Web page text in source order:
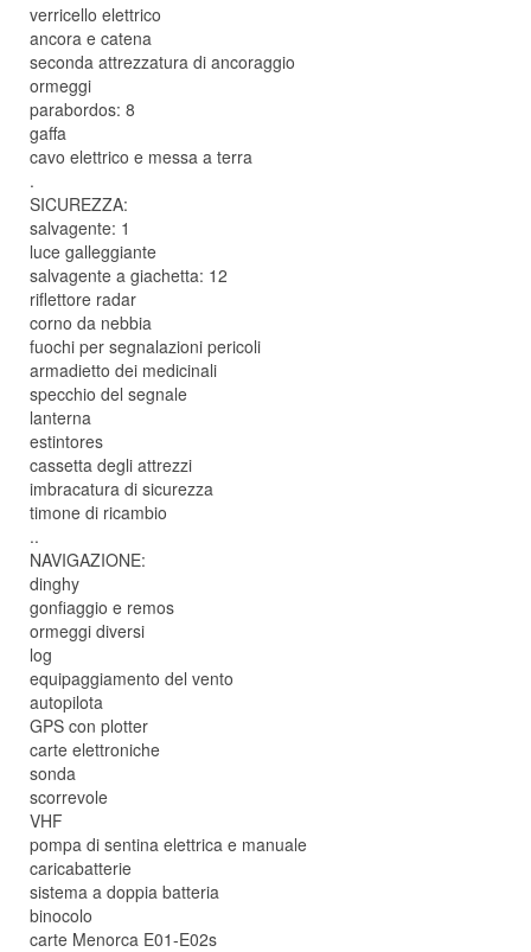
verricello elettrico
ancora e catena
seconda attrezzatura di ancoraggio
ormeggi
parabordos: 8
gaffa
cavo elettrico e messa a terra
.
SICUREZZA:
salvagente: 1
luce galleggiante
salvagente a giachetta: 12
riflettore radar
corno da nebbia
fuochi per segnalazioni pericoli
armadietto dei medicinali
specchio del segnale
lanterna
estintores
cassetta degli attrezzi
imbracatura di sicurezza
timone di ricambio
..
NAVIGAZIONE:
dinghy
gonfiaggio e remos
ormeggi diversi
log
equipaggiamento del vento
autopilota
GPS con plotter
carte elettroniche
sonda
scorrevole
VHF
pompa di sentina elettrica e manuale
caricabatterie
sistema a doppia batteria
binocolo
carte Menorca E01-E02s